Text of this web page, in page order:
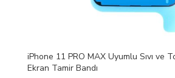
iPhone 11 PRO MAX Uyumlu Sıvı ve
Ekran Tamir Bandı